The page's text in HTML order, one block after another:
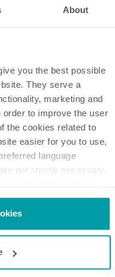
About
you the best possible
They serve a
marketing and
to improve the user
the cookies related to
easier for you to use,
language
not strictly necessary,
cookies. A third-party
than us, such as other
your consent from
Bus
M-Bus
READy puede
en una red M-Bus
de lectura
opciones o si
y necesita